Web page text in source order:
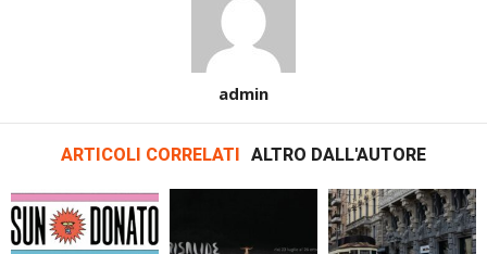
admin
ARTICOLI CORRELATI ALTRO DALL'AUTORE